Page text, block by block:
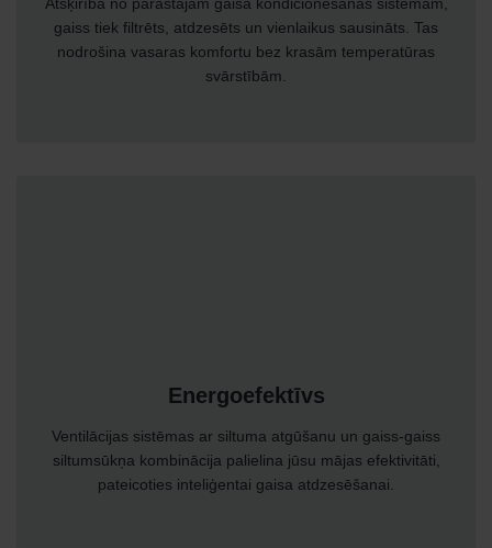
gaiss tiek filtrēts, atdzesēts un vienlaikus sausināts. Tas
nodrošina vasaras komfortu bez krasām temperatūras
svārstībām.
Energoefektīvs
Ventilācijas sistēmas ar siltuma atgūšanu un gaiss-gaiss
siltumsūkņa kombinācija palielina jūsu mājas efektivitāti,
pateicoties inteliģentai gaisa atdzesēšanai.